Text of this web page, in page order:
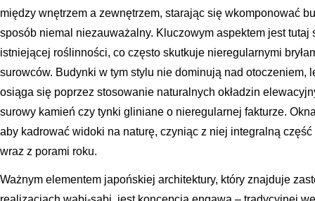
między wnętrzem a zewnętrzem, starając się wkomponować
sposób niemal niezauważalny. Kluczowym aspektem jest tutaj
istniejącej roślinności, co często skutkuje nieregularnymi
surowców. Budynki w tym stylu nie dominują nad otoczeniem,
osiąga się poprzez stosowanie naturalnych okładzin
surowy kamień czy tynki gliniane o nieregularnej fakturze.
aby kadrować widoki na naturę, czyniąc z niej integralną
wraz z porami roku.
Ważnym elementem japońskiej architektury, który znajduje